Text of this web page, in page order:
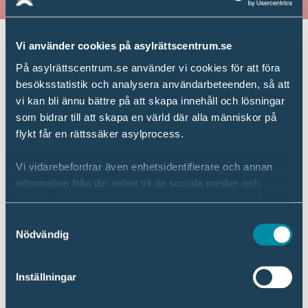
Vi använder cookies på asylrättscentrum.se
På asylrättscentrum.se använder vi cookies för att föra
besöksstatistik och analysera användarbeteenden, så att
vi kan bli ännu bättre på att skapa innehåll och lösningar
som bidrar till att skapa en värld där alla människor på
flykt får en rättssäker asylprocess.
Vi vidarebefordrar även enhetsidentifierare och annan
information från din enhet till de sociala medier och
annons- och analysföretag som vi samarbetar med.
information som du har tillhandahållit eller som de har
Läs mer om hur vi hanterar dina personuppgifter i vår
Nödvändig
Inställningar